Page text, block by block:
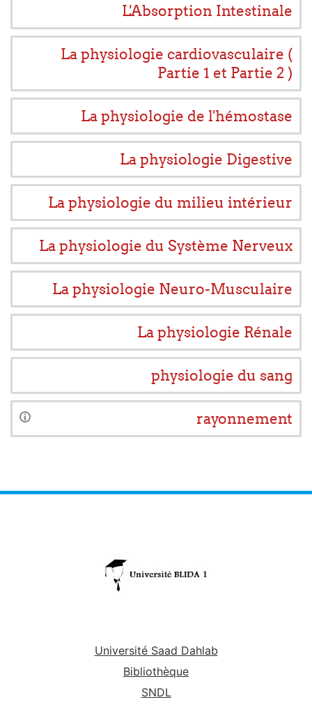
L'Absorption Intestinale
La physiologie cardiovasculaire (
Partie 1 et Partie 2 )
La physiologie de l'hémostase
La physiologie Digestive
La physiologie du milieu intérieur
La physiologie du Système Nerveux
La physiologie Neuro-Musculaire
La physiologie Rénale
physiologie du sang
rayonnement
Université Saad Dahlab
Bibliothèque
SNDL